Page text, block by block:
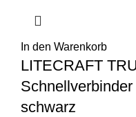
In den Warenkorb
LITECRAFT
schwarz